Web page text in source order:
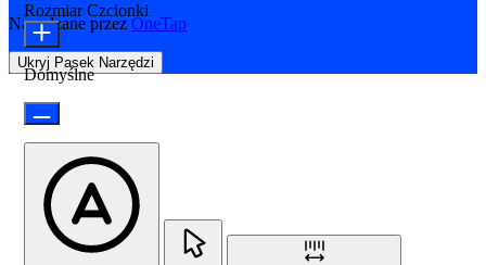
Napędzane przez OneTap
Ukryj Pasek Narzędzi
Rozmiar Czcionki
Domyślne